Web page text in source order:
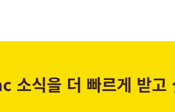
소식을 더 빠르게 받고